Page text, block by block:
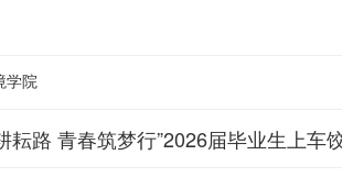
学院
耘路 青春筑梦行”2026届毕业生上车